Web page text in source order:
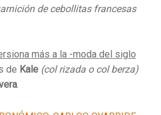
de cebollitas francesas
más a la -moda del siglo
de Kale (col rizada o col berza)
.